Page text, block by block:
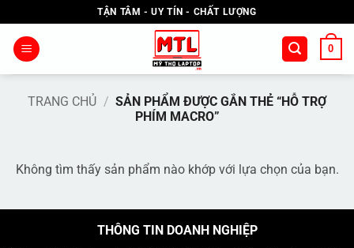
qua
nội
TẬN TÂM - UY TÍN - CHẤT LƯỢNG
0
TRANG CHỦ / SẢN PHẨM ĐƯỢC GẮN THẺ “HỖ TRỢ
PHÍM MACRO”
Không tìm thấy sản phẩm nào khớp với lựa chọn của bạn.
THÔNG TIN DOANH NGHIỆP